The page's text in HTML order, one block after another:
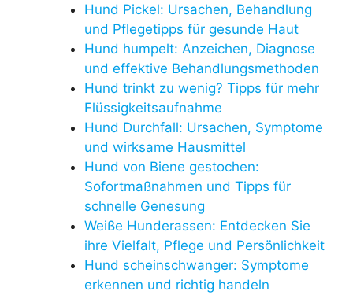
Hund Pickel: Ursachen, Behandlung
und Pflegetipps für gesunde Haut
Hund humpelt: Anzeichen, Diagnose
und effektive Behandlungsmethoden
Hund trinkt zu wenig? Tipps für mehr
Flüssigkeitsaufnahme
Hund Durchfall: Ursachen, Symptome
und wirksame Hausmittel
Hund von Biene gestochen:
Sofortmaßnahmen und Tipps für
schnelle Genesung
Weiße Hunderassen: Entdecken Sie
ihre Vielfalt, Pflege und Persönlichkeit
Hund scheinschwanger: Symptome
erkennen und richtig handeln